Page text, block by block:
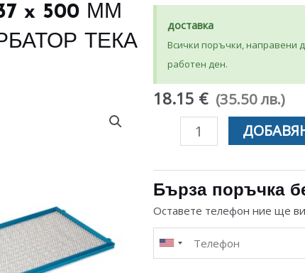
x 500 ММ
ТЕКА
доставка
Всички поръчки, направени
работен ден.
18.15 € (35.50 лв.)
количество
ФИЛТЪР
500
ММ
Бърза поръчка
Оставете телефон ние ще